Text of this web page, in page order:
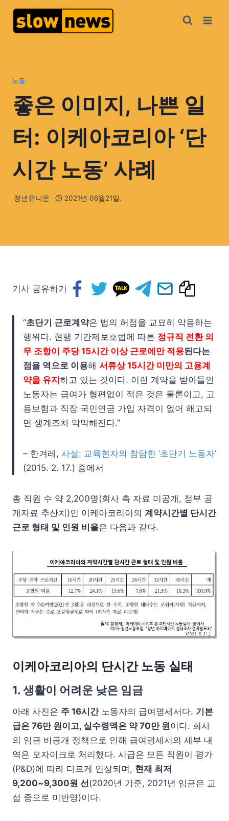
노동
좋은 이미지, 나쁜 일
터: 이케아코리아 ‘단
시간 노동’ 사례
청년유니온 2021년 06월21일.
기사 공유하기
“초단기 근로계약은 법의 허점을 교묘히 악용하는
행위다. 현행 기간제보호법에 따른 정규직 전환 의
무 조항이 주당 15시간 이상 근로에만 적용된다는
점을 역으로 이용해 서류상 15시간 미만의 고용계
약을 유지 하고 있는 것이다. 이런 계약을 받아들인
노동자는 급여가 형편없이 적은 것은 물론이고, 고
용보험과 직장 국민연금 가입 자격이 없어 해고되
면 생계조차 막막해진다.”
– 한겨레, 사설: 교육현자의 참담한 ‘초단기 노동자’
(2015. 2. 17.) 중에서
총 직원 수 약 2,200명(회사 측 자료 미공개, 정부 공
개자료 추산치)인 이케아코리아의 계약시간별 단시간
근로 형태 및 인원 비율은 다음과 같다.
이케아코리아의 단시간 노동 실태
1. 생활이 어려운 낮은 임금
아래 사진은 주 16시간노동자의 급여명세서다. 기본
급은 76만 원이고, 실수령액은 약 70만 원이다. 회사
의 임금 비공개 정책으로 인해 급여명세서의 세부 내
역은 모자이크로 처리했다. 시급은 모든 직원이 평가
(P&D)에 따라 다르게 인상되며, 현재 최저
9,200~9,300원 선(2020년 기준, 2021년 임금은 교
섭 중으로 미반영)이다.